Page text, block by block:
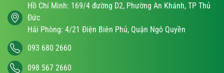
Hồ Chí Minh: 169/4 đường D2, Phường An Khánh, TP Thủ
Đức
Hải Phòng: 4/21 Điện Biên Phủ, Quận Ngô Quyền
093 680 2660
098 567 2660